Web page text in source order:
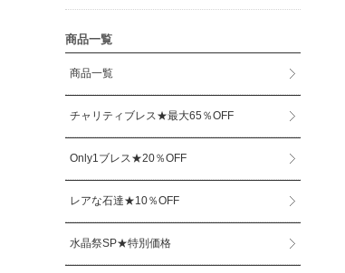
商品一覧
商品一覧
チャリティブレス★最大65％OFF
Only1ブレス★20％OFF
レアな石達★10％OFF
水晶祭SP★特別価格